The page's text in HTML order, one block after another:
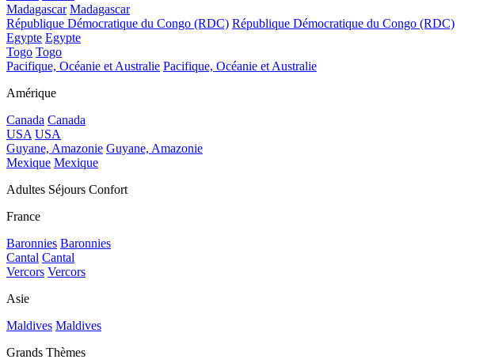
Madagascar Madagascar
République Démocratique du Congo (RDC) République Démocratique du Congo (RDC)
Egypte Egypte
Togo Togo
Pacifique, Océanie et Australie Pacifique, Océanie et Australie
Amérique
Canada Canada
USA USA
Guyane, Amazonie Guyane, Amazonie
Mexique Mexique
Adultes Séjours Confort
France
Baronnies Baronnies
Cantal Cantal
Vercors Vercors
Asie
Maldives Maldives
Grands Thèmes